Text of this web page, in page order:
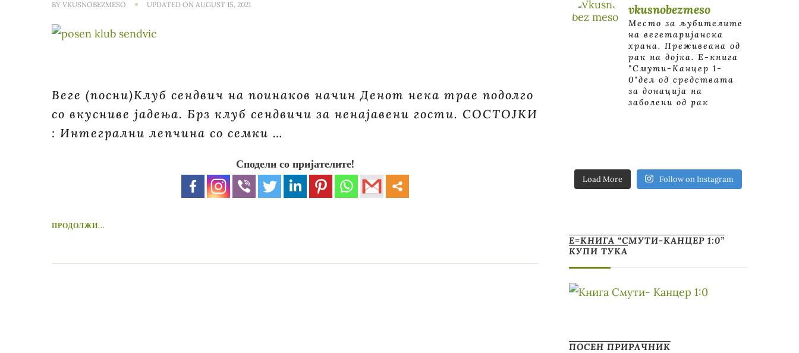
BYVKUSNOBEZMESO UPDATED ON AUGUST 15, 2021
Веге (посни)Клуб сендвич на поинаков начин Денот нека трае подолго
со вкусниве јадења. Брз клуб сендвичи за ненајавени гости. СОСТОЈКИ
: Интегрални лепчина со семки …
Сподели со пријателите!
ПРОДОЛЖИ...
vkusnobezmeso
Место за љубителите
на вегетаријанска
храна. Преживеана од
рак на дојка. E-книга
"Смути-Канцер 1-
0"дел од средствата
за донација на
заболени од рак
Load More Follow on Instagram
Е=КНИГА “СМУТИ-КАНЦЕР 1:0”
КУПИ ТУКА
ПОСЕН ПРИРАЧНИК